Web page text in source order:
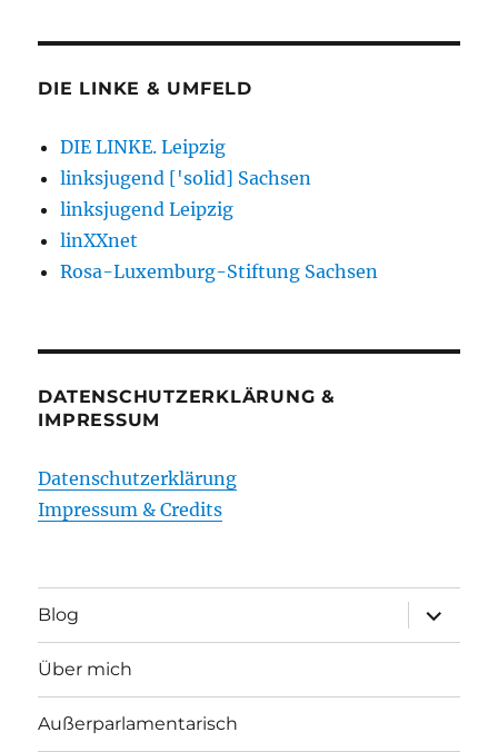
DIE LINKE & UMFELD
DIE LINKE. Leipzig
linksjugend ['solid] Sachsen
linksjugend Leipzig
linXXnet
Rosa-Luxemburg-Stiftung Sachsen
DATENSCHUTZERKLÄRUNG &
IMPRESSUM
Datenschutzerklärung
Impressum & Credits
Blog
öffnen
Über mich
Außerparlamentarisch